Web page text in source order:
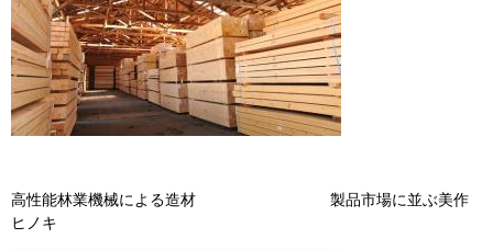
高性能林業機械による造材 製品市場に並ぶ美作
ヒノキ